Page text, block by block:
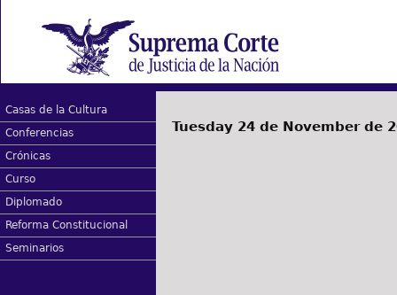
Casas de la Cultura
Conferencias
Crónicas
Curso
Diplomado
Reforma Constitucional
Seminarios
Tuesday 24 de November de